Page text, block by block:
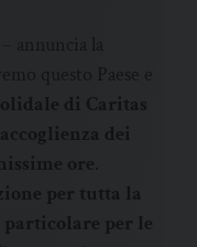
dei
ore
per tutta la
particolare per le